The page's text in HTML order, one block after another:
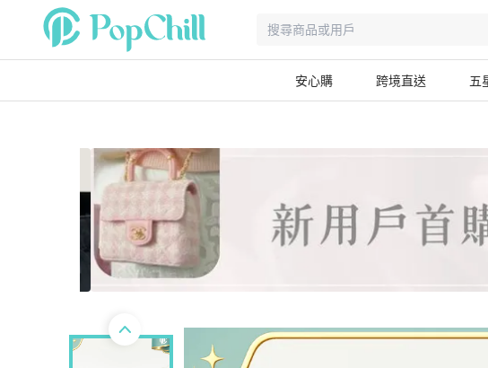
安心購 跨境直送 五